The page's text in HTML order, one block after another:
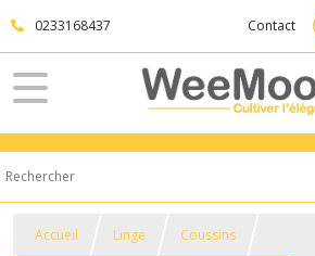
0233168437 Contact
Accueil Linge Coussins